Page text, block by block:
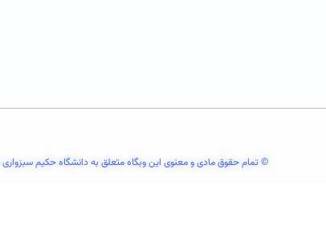
© تمام حقوق مادی و معنوی این وبگاه متعلق به دانشگاه حکیم